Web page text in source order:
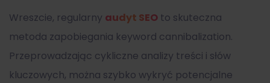
Wreszcie, regularny audyt SEO to skuteczna
metoda zapobiegania keyword cannibalization.
Przeprowadzając cykliczne analizy treści i słów
kluczowych, można szybko wykryć potencjalne